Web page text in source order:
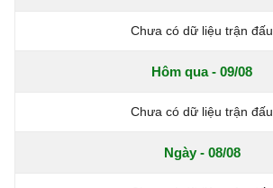
Chưa có dữ liệu trận đấu
Hôm qua - 09/08
Chưa có dữ liệu trận đấu
Ngày - 08/08